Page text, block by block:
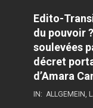
Edito-
du pouvoir
soulevées
décret
d’Amara
IN: ALLGEMEIN